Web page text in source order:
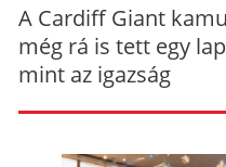
A Cardiff Giant
még rá is tett egy
mint az igazság